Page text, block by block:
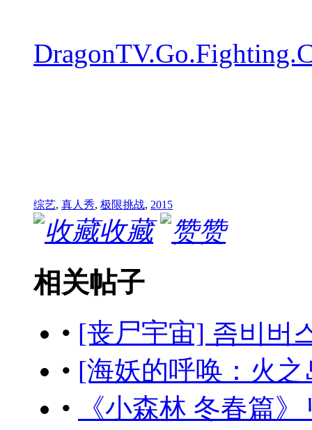
综艺, 真人秀, 极限挑战, 2015
收藏 赞
相关帖子
• [丧尸宇宙] 좀비버
• [海妖的呼唤：火
•
《小森林 冬春篇